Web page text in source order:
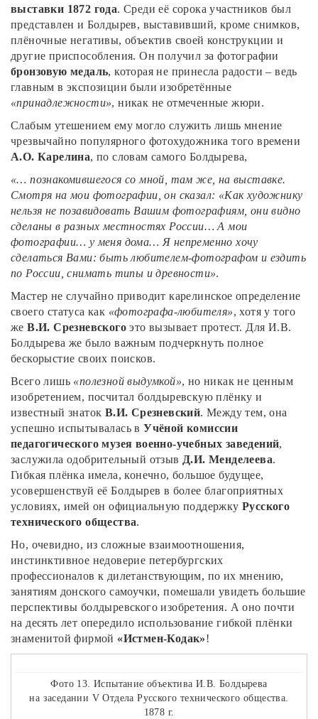
выставки 1872 года. Среди её сорока участников был
представлен и Болдырев, выставивший, кроме снимков,
плёночные негативы, объектив своей конструкции и
другие приспособления. Он получил за фотографии
бронзовую медаль, которая не принесла радости – ведь
главным в экспозиции были изобретённые
«принадлежности», никак не отмеченные жюри.
Слабым утешением ему могло служить лишь мнение
чрезвычайно популярного фотохудожника того времени
А.О. Карелина, по словам самого Болдырева,
«… познакомившегося со мной, там же, на выставке.
Смотря на мои фотографии, он сказал: «Как художнику
нельзя не позавидовать Вашим фотографиям, они видно
сделаны в разных местностях России… А мои
фотографии… у меня дома… Я непременно хочу
сделаться Вами: быть любителем-фотографом и ездить
по России, снимать типы и древности».
Мастер не случайно приводит карелинское определение
своего статуса как «фотографа-любителя», хотя у того
жеВ.И. Срезневского это вызывает протест. Для И.В.
Болдырева же было важным подчеркнуть полное
бескорыстие своих поисков.
Всего лишь «полезной выдумкой», но никак не ценным
изобретением, посчитал болдыревскую плёнку и
известный знаток В.И. Срезневский. Между тем, она
успешно испытывалась вУчёной комиссии
педагогического музея военно-учебных заведений,
заслужила одобрительный отзыв Д.И. Менделеева.
Гибкая плёнка имела, конечно, большое будущее,
усовершенствуй её Болдырев в более благоприятных
условиях, имей он официальную поддержку Русского
технического общества.
Но, очевидно, из сложные взаимоотношения,
инстинктивное недоверие петербургских
профессионалов к дилетанствующим, по их мнению,
занятиям донского самоучки, помешали увидеть большие
перспективы болдыревского изобретения. А оно почти
на десять лет опередило использование гибкой плёнки
знаменитой фирмой «Истмен-Кодак»!
Фото 13. Испытание объектива И.В. Болдырева
на заседании V Отдела Русского технического общества.
1878 г.